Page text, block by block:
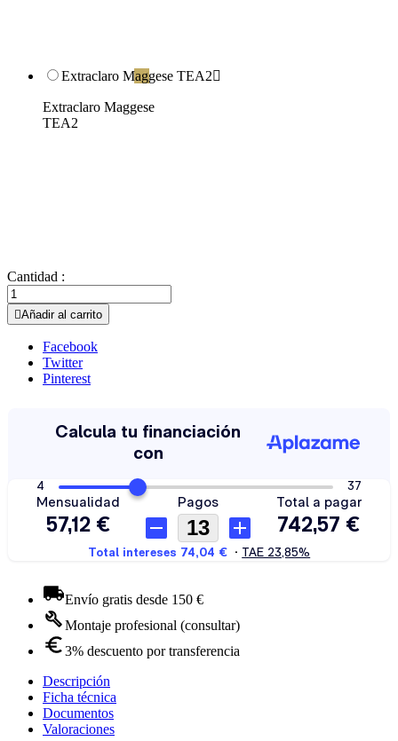
Extraclaro Maggese TEA2
Extraclaro Maggese
TEA2
Cantidad :
Añadir al carrito
Facebook
Twitter
Pinterest
Envío gratis desde 150 €
Montaje profesional (consultar)
3% descuento por transferencia
Descripción
Ficha técnica
Documentos
Valoraciones